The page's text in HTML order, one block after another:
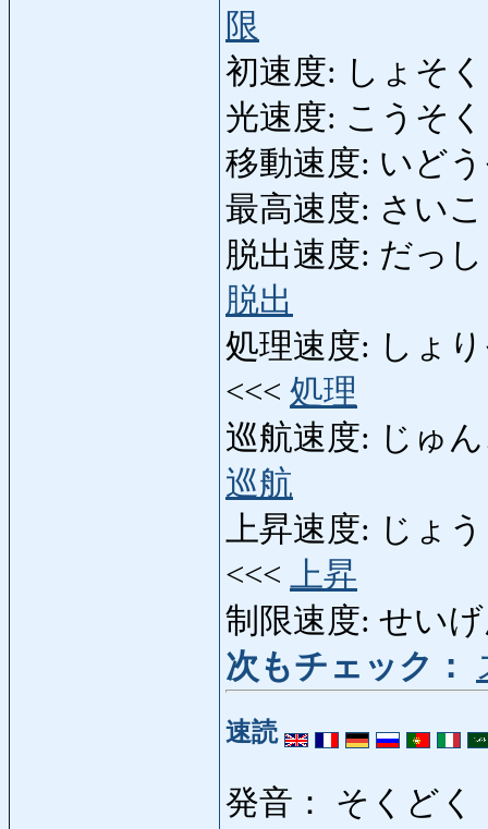
限
初速度: しょそ
光速度: こうそ
移動速度: いど
最高速度: さい
脱出速度: だっし
脱出
処理速度: しょり
<<< 処理
巡航速度: じゅん
巡航
上昇速度: じょ
<<<
上昇
制限速度: せい
次もチェック：
速読
発音： そくどく